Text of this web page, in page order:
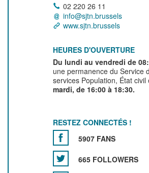
02 220 26 11
info@sjtn.brussels
www.sjtn.brussels
HEURES D'OUVERTURE
Du lundi au vendredi de
une permanence du Service
services Population, État civil
mardi, de 16:00 à 18:30.
RESTEZ CONNECTÉS !
5907 FANS
665 FOLLOWERS